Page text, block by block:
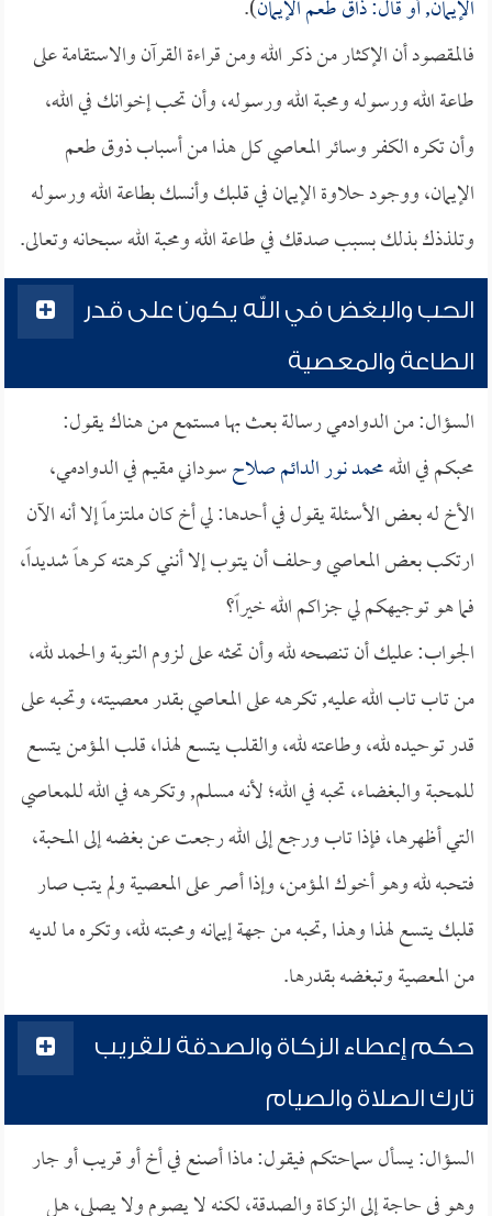
الإيمان, أو قال: ذاق طعم الإيمان).
فالمقصود أن الإكثار من ذكر الله ومن قراءة القرآن والاستقامة على
طاعة الله ورسوله ومحبة الله ورسوله، وأن تحب إخوانك في الله،
وأن تكره الكفر وسائر المعاصي كل هذا من أسباب ذوق طعم
الإيمان، ووجود حلاوة الإيمان في قلبك وأنسك بطاعة الله ورسوله
وتلذذك بذلك بسبب صدقك في طاعة الله ومحبة الله سبحانه وتعالى.
الحب والبغض في الله يكون على قدر
الطاعة والمعصية
السؤال: من الدوادمي رسالة بعث بها مستمع من هناك يقول:
محبكم في اللهمحمد نور الدائم صلاحسوداني مقيم في الدوادمي،
الأخ له بعض الأسئلة يقول في أحدها: لي أخ كان ملتزماً إلا أنه الآن
ارتكب بعض المعاصي وحلف أن يتوب إلا أنني كرهته كرهاً شديداً،
فما هو توجيهكم لي جزاكم الله خيراً؟
الجواب: عليك أن تنصحه لله وأن تحثه على لزوم التوبة والحمد لله،
من تاب تاب الله عليه, تكرهه على المعاصي بقدر معصيته، وتحبه على
قدر توحيده لله، وطاعته لله، والقلب يتسع لهذا، قلب المؤمن يتسع
للمحبة والبغضاء، تحبه في الله؛ لأنه مسلم, وتكرهه في الله للمعاصي
التي أظهرها، فإذا تاب ورجع إلى الله رجعت عن بغضه إلى المحبة،
فتحبه لله وهو أخوك المؤمن، وإذا أصر على المعصية ولم يتب صار
قلبك يتسع لهذا وهذا ,تحبه من جهة إيمانه ومحبته لله، وتكره ما لديه
من المعصية وتبغضه بقدرها.
حكم إعطاء الزكاة والصدقة للقريب
تارك الصلاة والصيام
السؤال: يسأل سماحتكم فيقول: ماذا أصنع في أخ أو قريب أو جار
وهو في حاجة إلى الزكاة والصدقة، لكنه لا يصوم ولا يصلي، هل